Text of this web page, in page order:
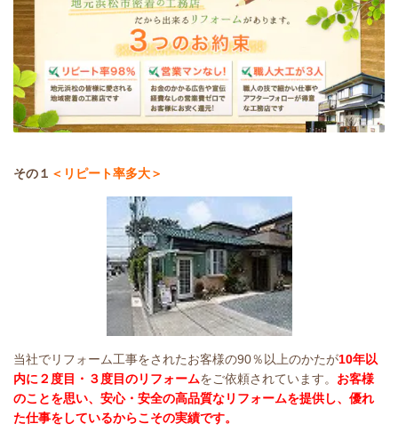
その１ ＜リピート率多大＞
当社でリフォーム工事をされたお客様の90％以上のかたが10年以
内に２度目・３度目のリフォームをご依頼されています。 お客様
のことを思い、安心・安全の高品質なリフォームを提供し、優れ
た仕事をしているからこその実績です。